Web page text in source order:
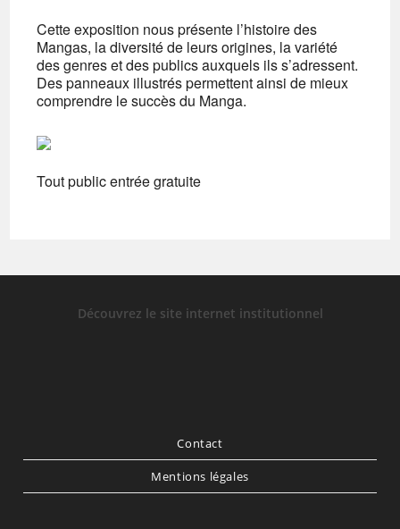
Cette exposition nous présente l’histoire des
Mangas, la diversité de leurs origines, la variété
des genres et des publics auxquels ils s’adressent.
Des panneaux illustrés permettent ainsi de mieux
comprendre le succès du Manga.
Tout public entrée gratuite
Découvrez le site internet institutionnel
Contact
Mentions légales